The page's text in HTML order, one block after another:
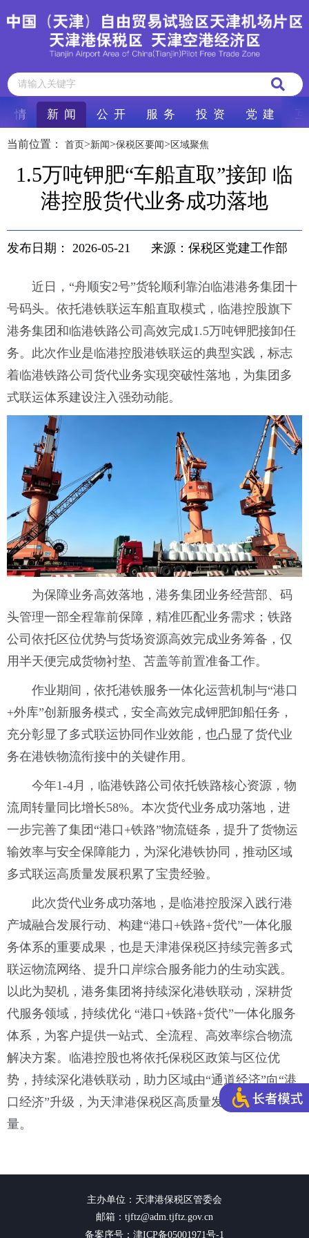
情 新 闻 公 开 服 务 投 资 党 建
当前位置： 首页>新闻>保税区要闻> 区域聚焦
1.5万吨钾肥“车船直取”接卸 临
港控股货代业务成功落地
发布日期： 2026-05-21 来源：保税区党建工作部
近日，“舟顺安2号”货轮顺利靠泊临港港务集团十
号码头。依托港铁联运车船直取模式，临港控股旗下
港务集团和临港铁路公司高效完成1.5万吨钾肥接卸任
务。此次作业是临港控股港铁联运的典型实践，标志
着临港铁路公司货代业务实现突破性落地，为集团多
式联运体系建设注入强劲动能。
为保障业务高效落地，港务集团业务经营部、码
头管理一部全程靠前保障，精准匹配业务需求；铁路
公司依托区位优势与货场资源高效完成业务筹备，仅
用半天便完成货物衬垫、苫盖等前置准备工作。
作业期间，依托港铁服务一体化运营机制与“港口
+外库”创新服务模式，安全高效完成钾肥卸船任务，
充分彰显了多式联运协同作业效能，也凸显了货代业
务在港铁物流衔接中的关键作用。
今年1-4月，临港铁路公司依托铁路核心资源，物
流周转量同比增长58%。本次货代业务成功落地，进
一步完善了集团“港口+铁路”物流链条，提升了货物运
输效率与安全保障能力，为深化港铁协同，推动区域
多式联运高质量发展积累了宝贵经验。
此次货代业务成功落地，是临港控股深入践行港
产城融合发展行动、构建“港口+铁路+货代”一体化服
务体系的重要成果，也是天津港保税区持续完善多式
联运物流网络、提升口岸综合服务能力的生动实践。
以此为契机，港务集团将持续深化港铁联动，深耕货
代服务领域，持续优化 “港口+铁路+货代”一体化服务
体系，为客户提供一站式、全流程、高效率综合物流
解决方案。临港控股也将依托保税区政策与区位优
势，持续深化港铁联动，助力区域由“通道经济”向“港
口经济”升级，为天津港保税区高质量发展贡献更多力
量。
主办单位：天津港保税区管委会
邮箱：tjftz@adm.tjftz.gov.cn
备案序号：津ICP备05001971号-1